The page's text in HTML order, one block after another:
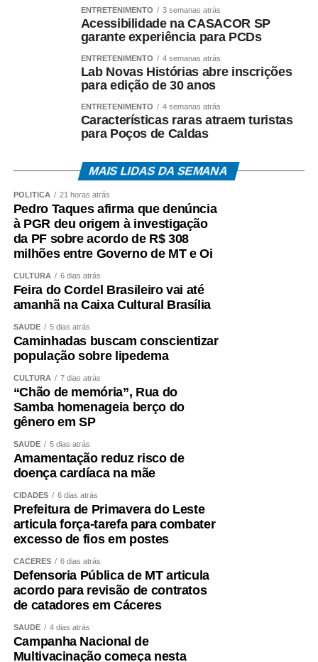
ENTRETENIMENTO 3 semanas atrás
Acessibilidade na CASACOR SP
garante experiência para PCDs
ENTRETENIMENTO 4 semanas atrás
Lab Novas Histórias abre inscrições
para edição de 30 anos
ENTRETENIMENTO 4 semanas atrás
Características raras atraem turistas
para Poços de Caldas
MAIS LIDAS DA SEMANA
POLÍTICA 21 horas atrás
Pedro Taques afirma que denúncia
à PGR deu origem à investigação
da PF sobre acordo de R$ 308
milhões entre Governo de MT e Oi
CULTURA 6 dias atrás
Feira do Cordel Brasileiro vai até
amanhã na Caixa Cultural Brasília
SAÚDE 5 dias atrás
Caminhadas buscam conscientizar
população sobre lipedema
CULTURA 7 dias atrás
“Chão de memória”, Rua do
Samba homenageia berço do
gênero em SP
SAÚDE 5 dias atrás
Amamentação reduz risco de
doença cardíaca na mãe
CIDADES 6 dias atrás
Prefeitura de Primavera do Leste
articula força-tarefa para combater
excesso de fios em postes
CÁCERES 6 dias atrás
Defensoria Pública de MT articula
acordo para revisão de contratos
de catadores em Cáceres
SAÚDE 4 dias atrás
Campanha Nacional de
Multivacinação começa nesta